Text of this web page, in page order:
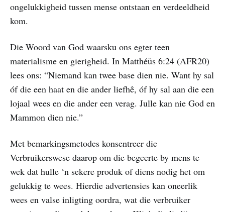
ongelukkigheid tussen mense ontstaan en verdeeldheid
kom.
Die Woord van God waarsku ons egter teen
materialisme en gierigheid. In Matthéüs 6:24 (AFR20)
lees ons: “Niemand kan twee base dien nie. Want hy sal
όf die een haat en die ander liefhê, όf hy sal aan die een
lojaal wees en die ander een verag. Julle kan nie God en
Mammon dien nie.”
Met bemarkingsmetodes konsentreer die
Verbruikerswese daarop om die begeerte by mens te
wek dat hulle ‘n sekere produk of diens nodig het om
gelukkig te wees. Hierdie advertensies kan oneerlik
wees en valse inligting oordra, wat die verbruiker